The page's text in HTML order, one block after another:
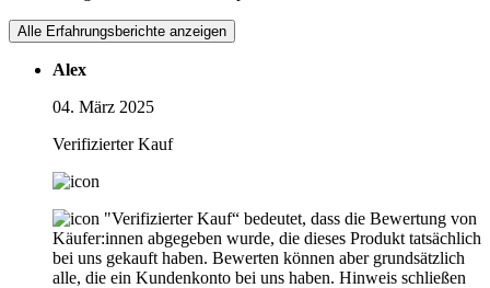
Alle Erfahrungsberichte anzeigen
Alex
04. März 2025
Verifizierter Kauf
"Verifizierter Kauf“ bedeutet, dass die Bewertung von
Käufer:innen abgegeben wurde, die dieses Produkt tatsächlich
bei uns gekauft haben. Bewerten können aber grundsätzlich
alle, die ein Kundenkonto bei uns haben. Hinweis schließen